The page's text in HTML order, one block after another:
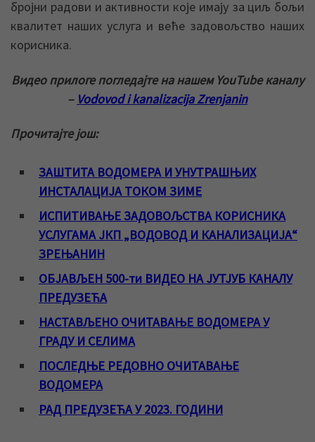
бројни радови и активности које имају за циљ бољи
квалитет наших услуга и веће задовољство наших
корисника.
Видео прилоге погледајте на нашем YouTube каналу
– Vodovod i kanalizacija Zrenjanin
Прочитајте још:
ЗАШТИТА ВОДОМЕРА И УНУТРАШЊИХ
ИНСТАЛАЦИЈА ТОКОМ ЗИМЕ
ИСПИТИВАЊЕ ЗАДОВОЉСТВА КОРИСНИКА
УСЛУГАМА ЈКП „ВОДОВОД И КАНАЛИЗАЦИЈА“
ЗРЕЊАНИН
ОБЈАВЉЕН 500-ти ВИДЕО НА ЈУТЈУБ КАНАЛУ
ПРЕДУЗЕЋА
НАСТАВЉЕНО ОЧИТАВАЊЕ ВОДОМЕРА У
ГРАДУ И СЕЛИМА
ПОСЛЕДЊЕ РЕДОВНО ОЧИТАВАЊЕ
ВОДОМЕРА
РАД ПРЕДУЗЕЋА У 2023. ГОДИНИ